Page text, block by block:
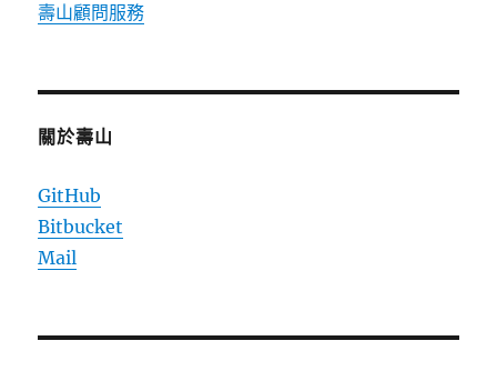
壽山顧問服務
關於壽山
GitHub
Bitbucket
Mail